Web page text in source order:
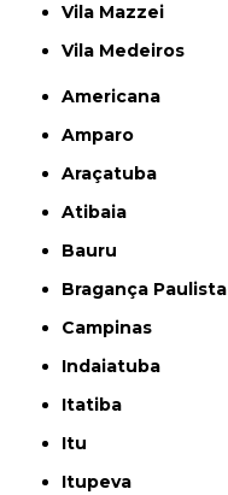
Vila Mazzei
Vila Medeiros
Americana
Amparo
Araçatuba
Atibaia
Bauru
Bragança Paulista
Campinas
Indaiatuba
Itatiba
Itu
Itupeva